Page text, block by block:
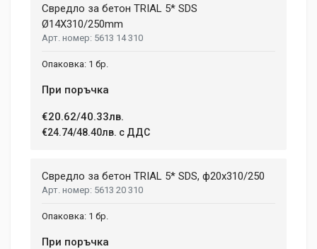
Свредло за бетон TRIAL 5* SDS
Ø14X310/250mm
5613 14 310
1 бр.
При поръчка
€20.62/40.33лв.
€24.74/48.40лв. с ДДС
Свредло за бетон TRIAL 5* SDS, ф20х310/250
5613 20 310
1 бр.
При поръчка